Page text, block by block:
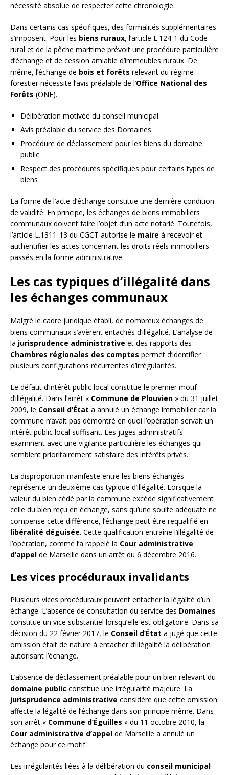
nécessité absolue de respecter cette chronologie.
Dans certains cas spécifiques, des formalités supplémentaires
s’imposent. Pour les biens ruraux, l’article L.124-1 du Code
rural et de la pêche maritime prévoit une procédure particulière
d’échange et de cession amiable d’immeubles ruraux. De
même, l’échange de bois et forêts relevant du régime
forestier nécessite l’avis préalable de l’Office National des
Forêts (ONF).
Délibération motivée du conseil municipal
Avis préalable du service des Domaines
Procédure de déclassement pour les biens du domaine
public
Respect des procédures spécifiques pour certains types de
biens
La forme de l’acte d’échange constitue une dernière condition
de validité. En principe, les échanges de biens immobiliers
communaux doivent faire l’objet d’un acte notarié. Toutefois,
l’article L.1311-13 du CGCT autorise le maire à recevoir et
authentifier les actes concernant les droits réels immobiliers
passés en la forme administrative.
Les cas typiques d’illégalité dans
les échanges communaux
Malgré le cadre juridique établi, de nombreux échanges de
biens communaux s’avèrent entachés d’illégalité. L’analyse de
la jurisprudence administrative et des rapports des
Chambres régionales des comptes permet d’identifier
plusieurs configurations récurrentes d’irrégularités.
Le défaut d’intérêt public local constitue le premier motif
d’illégalité. Dans l’arrêt « Commune de Plouvien » du 31 juillet
2009, le Conseil d’État a annulé un échange immobilier car la
commune n’avait pas démontré en quoi l’opération servait un
intérêt public local suffisant. Les juges administratifs
examinent avec une vigilance particulière les échanges qui
semblent prioritairement satisfaire des intérêts privés.
La disproportion manifeste entre les biens échangés
représente un deuxième cas typique d’illégalité. Lorsque la
valeur du bien cédé par la commune excède significativement
celle du bien reçu en échange, sans qu’une soulte adéquate ne
compense cette différence, l’échange peut être requalifié en
libéralité déguisée. Cette qualification entraîne l’illégalité de
l’opération, comme l’a rappelé la Cour administrative
d’appel de Marseille dans un arrêt du 6 décembre 2016.
Les vices procéduraux invalidants
Plusieurs vices procéduraux peuvent entacher la légalité d’un
échange. L’absence de consultation du service des Domaines
constitue un vice substantiel lorsqu’elle est obligatoire. Dans sa
décision du 22 février 2017, le Conseil d’État a jugé que cette
omission était de nature à entacher d’illégalité la délibération
autorisant l’échange.
L’absence de déclassement préalable pour un bien relevant du
domaine public constitue une irrégularité majeure. La
jurisprudence administrative considère que cette omission
affecte la légalité de l’échange dans son principe même. Dans
son arrêt « Commune d’Éguilles » du 11 octobre 2010, la
Cour administrative d’appel de Marseille a annulé un
échange pour ce motif.
Les irrégularités liées à la délibération du conseil municipal